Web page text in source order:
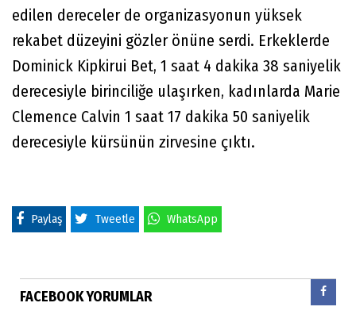
edilen dereceler de organizasyonun yüksek
rekabet düzeyini gözler önüne serdi. Erkeklerde
Dominick Kipkirui Bet, 1 saat 4 dakika 38 saniyelik
derecesiyle birinciliğe ulaşırken, kadınlarda Marie
Clemence Calvin 1 saat 17 dakika 50 saniyelik
derecesiyle kürsünün zirvesine çıktı.
Paylaş Tweetle WhatsApp
FACEBOOK YORUMLAR